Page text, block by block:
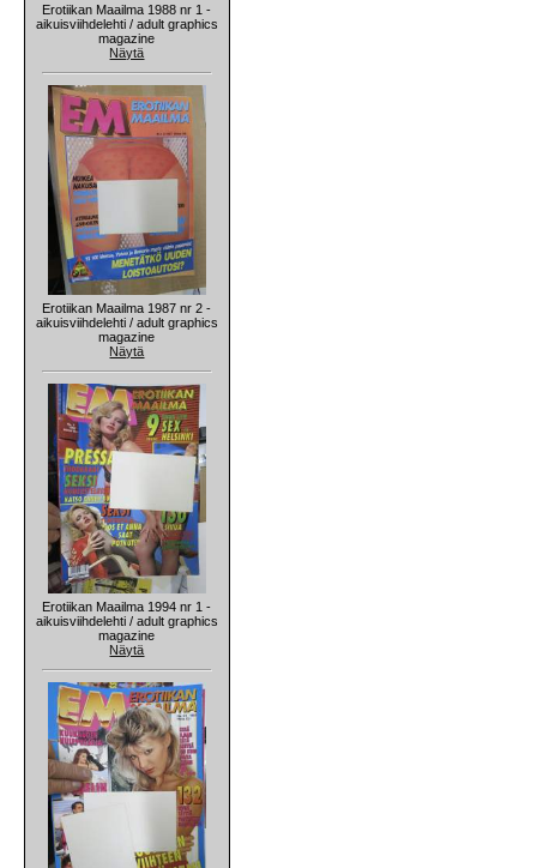
Erotiikan Maailma 1988 nr 1 -
aikuisviihdelehti / adult graphics
magazine
Näytä
Erotiikan Maailma 1987 nr 2 -
aikuisviihdelehti / adult graphics
magazine
Näytä
Erotiikan Maailma 1994 nr 1 -
aikuisviihdelehti / adult graphics
magazine
Näytä